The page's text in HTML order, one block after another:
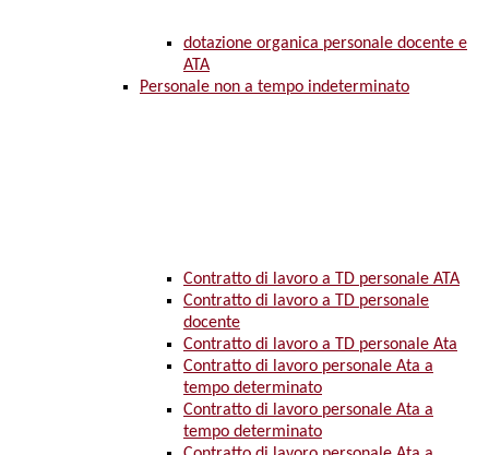
dotazione organica personale docente e
ATA
Personale non a tempo indeterminato
Contratto di lavoro a TD personale ATA
Contratto di lavoro a TD personale
docente
Contratto di lavoro a TD personale Ata
Contratto di lavoro personale Ata a
tempo determinato
Contratto di lavoro personale Ata a
tempo determinato